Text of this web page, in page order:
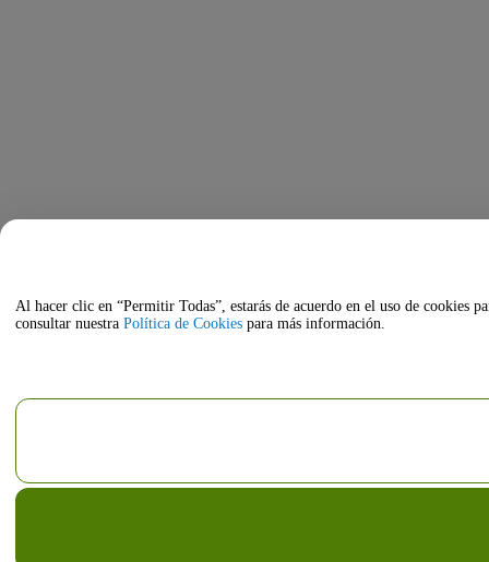
Al hacer clic en “Permitir Todas”, estarás de acuerdo en el uso de cookies
consultar nuestra Política de Cookies para más información.